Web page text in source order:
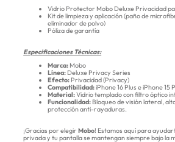
Vidrio Protector Mobo Deluxe Privacidad
Kit de limpieza y aplicación (paño de
eliminador de polvo)
Póliza de garantía
Especificaciones Técnicas:
Marca: Mobo
Línea: Deluxe Privacy Series
Efecto: Privacidad (Privacy)
Compatibilidad:iPhone 16 Plus e iPhone 15
Material:Vidrio templado con filtro óptico
Funcionalidad: Bloqueo de visión lateral,
protección anti-rayaduras.
¡Gracias por elegirMobo! Estamos aquí para
privada y tu pantalla se mantengan siempre bajo la